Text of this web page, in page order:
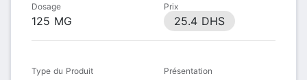
Dosage
125 MG
Prix
25.4 DHS
Type du Produit Présentation